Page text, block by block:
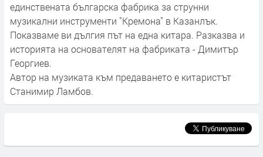
единствената българска фабрика за струнни
музикални инструменти "Кремона" в Казанлък.
Показваме ви дългия път на една китара. Разказва и
историята на основателят на фабриката - Димитър
Георгиев.
Автор на музиката към предаването е китаристът
Станимир Ламбов.